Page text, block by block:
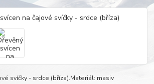
svíčky - srdce (bříza).Materiál: masiv